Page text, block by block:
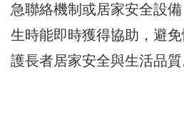
急聯絡機制或居家安全設
生時能即時獲得協助，避
護長者居家安全與生活品質